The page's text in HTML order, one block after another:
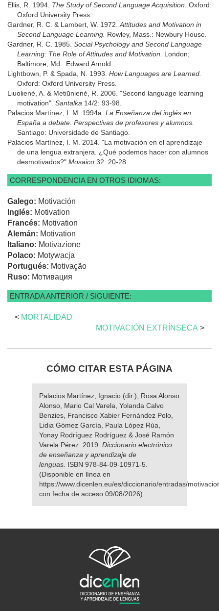
Ellis, R. 1994. The Study of Second Language Acquisition . Oxford:
Oxford University Press.
Gardner, R. C. & Lambert, W. 1972. Attitudes and Motivation in
Second Language Learning. Rowley, Mass.: Newbury House.
Gardner, R. C. 1985. Social Psychology and Second Language
Learning: The Role of Attitudes and Motivation.
London;
Baltimore, Md.: Edward Arnold.
Lightbown, P. & Spada, N. 1993. How Languages are Learned.
Oxford: Oxford University Press.
Liuolienė, A. & Metiūnienė, R. 2006. "Second language learning
motivation". Santalka 14/2: 93-98.
Palacios Martínez, I. M. 1994a. La Enseñanza del inglés en
España a debate. Perspectivas de profesores y alumnos.
Santiago: Universidade de Santiago.
Palacios Martínez, I. M. 2014. "La motivación en el aprendizaje
de una lengua extranjera. ¿Qué podemos hacer con alumnos
desmotivados?" Mosaico 32: 20-28.
CORRESPONDENCIA EN OTROS IDIOMAS:
Galego: Motivación
Inglés: Motivation
Francés: Motivation
Alemán: Motivation
Italiano: Motivazione
Polaco: Motywacja
Portugués: Motivação
Ruso: Мотивация
ENTRADA ANTERIOR / SIGUIENTE:
< MORTALIDAD
MOTIVACIÓN EXTRÍNSECA >
CÓMO CITAR ESTA PÁGINA
Palacios Martínez, Ignacio (dir.), Rosa Alonso
Alonso, Mario Cal Varela, Yolanda Calvo
Benzies, Francisco Xabier Fernández Polo,
Lidia Gómez García, Paula López Rúa,
Yonay Rodríguez Rodríguez & José Ramón
Varela Pérez. 2019. Diccionario electrónico
de enseñanza y aprendizaje de
lenguas. ISBN 978-84-09-10971-5.
(Disponible en línea en
https://www.dicenlen.eu/es/diccionario/entradas/
con fecha de acceso 09/08/2026).